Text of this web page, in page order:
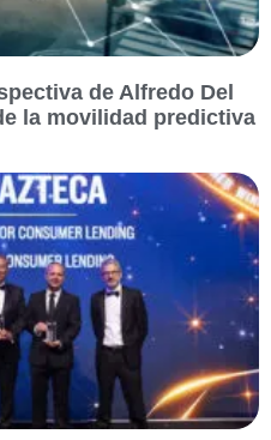
de Alfredo Del
la movilidad predictiva